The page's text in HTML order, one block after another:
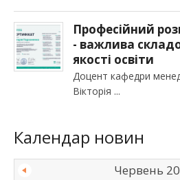
Професійний
- важлива
якості освіти
Доцент кафедри
Вікторія
Календар новин
Червень